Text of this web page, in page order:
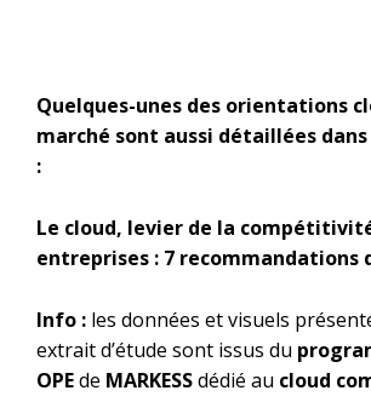
Quelques-unes des orientations
marché sont aussi détaillées
:
Le cloud, levier de la
entreprises : 7 recommandations
Info : les données et visuels
extrait d’étude sont issus du
OPEde MARKESSdédié au cloud